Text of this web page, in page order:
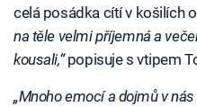
celá posádka cítí v košilích
na těle velmi příjemná a
kousali,“popisuje s vtipem
„Mnoho emocí a dojmů v